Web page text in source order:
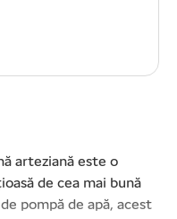
arteziană este o
de cea mai bună
pompă de apă, acest